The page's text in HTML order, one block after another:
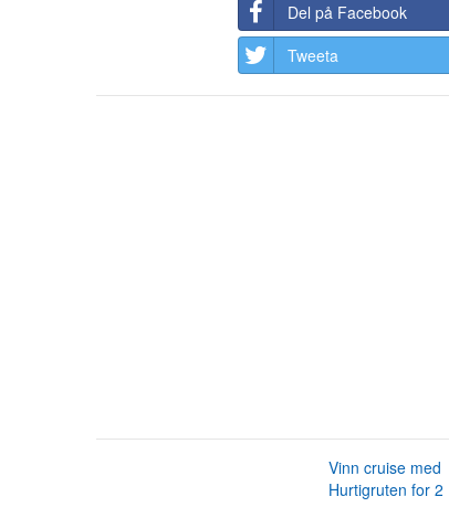
Del på Facebook
Tweeta
Vinn cruise med
Hurtigruten for 2